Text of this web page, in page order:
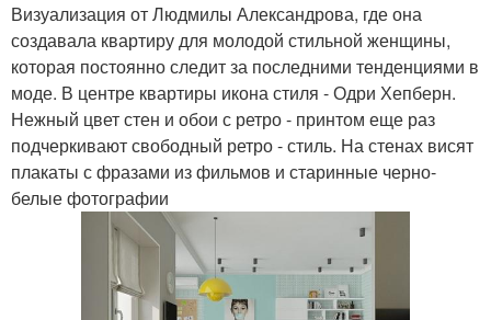
Визуализация от Людмилы Александрова, где она
создавала квартиру для молодой стильной женщины,
которая постоянно следит за последними тенденциями в
моде. В центре квартиры икона стиля - Одри Хепберн.
Нежный цвет стен и обои с ретро - принтом еще раз
подчеркивают свободный ретро - стиль. На стенах висят
плакаты с фразами из фильмов и старинные черно-
белые фотографии